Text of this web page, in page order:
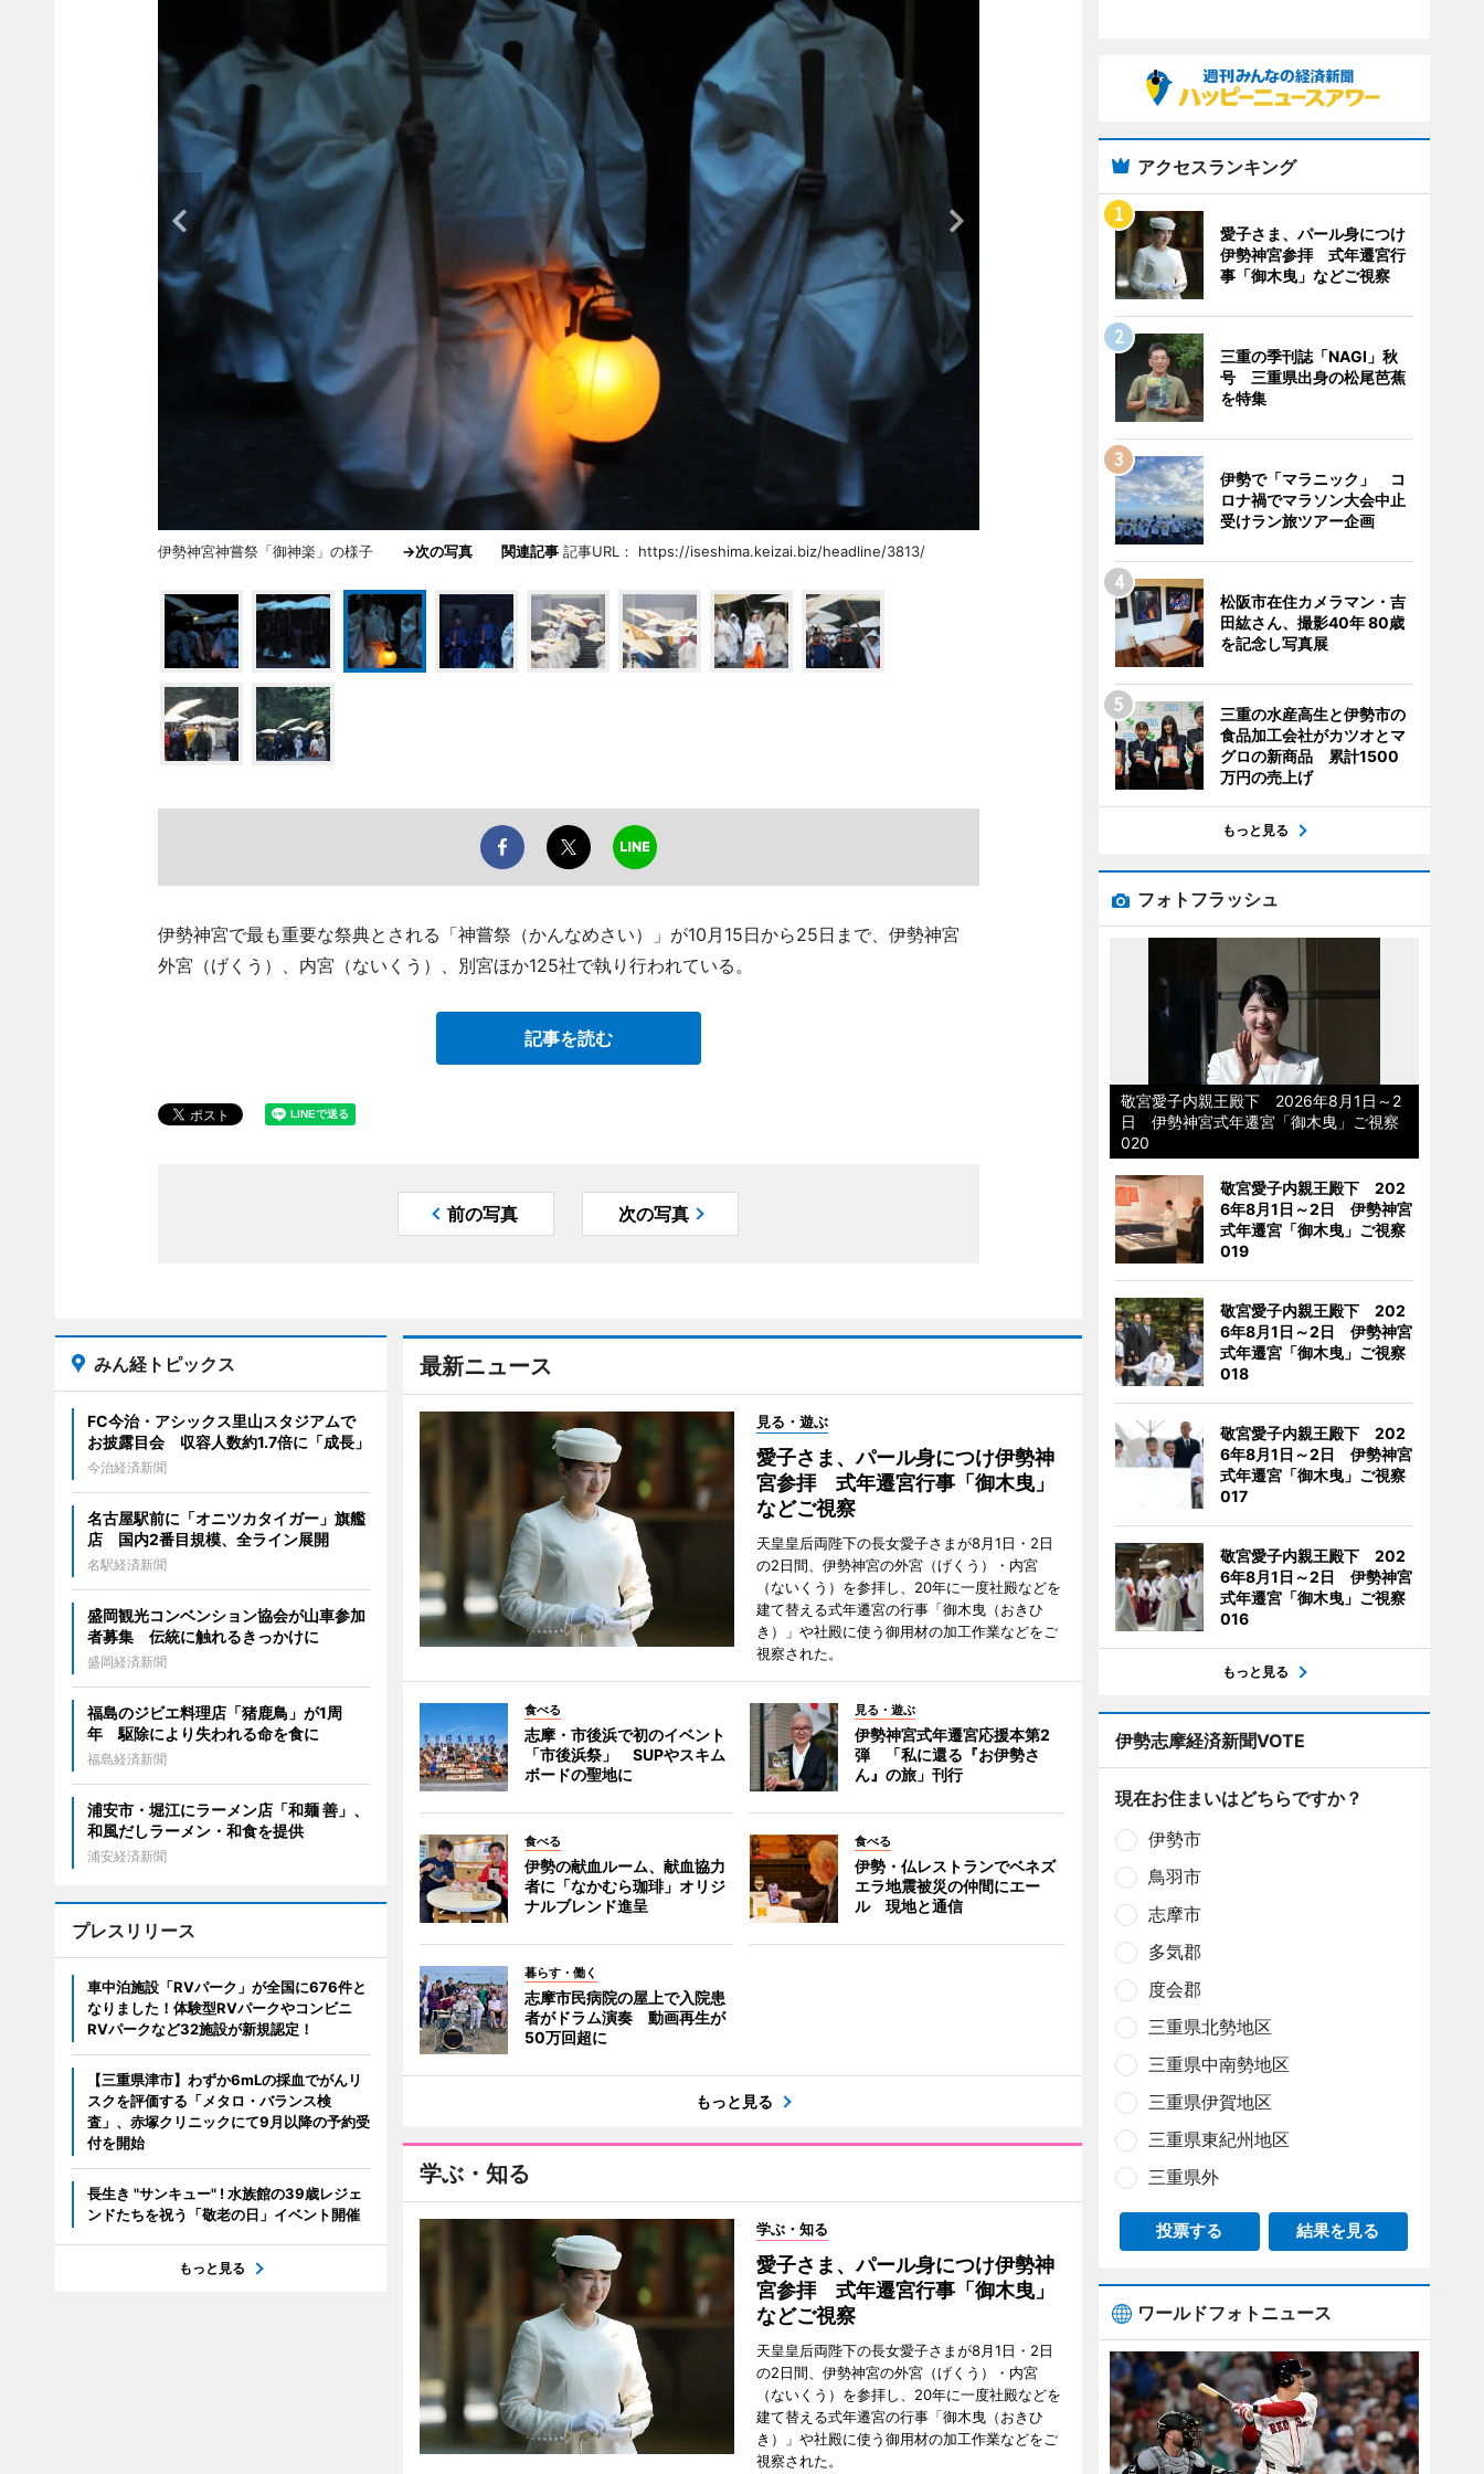
伊勢神宮神嘗祭「御神楽」の様子 →次の写真 関連記事記事URL： https://iseshima.keizai.biz/headline/3813/
伊勢神宮で最も重要な祭典とされる「神嘗祭（かんなめさい）」が10月15日から25日まで、伊勢神宮
外宮（げくう）、内宮（ないくう）、別宮ほか125社で執り行われている。
記事を読む
前の写真 次の写真
最新ニュース
見る・遊ぶ
愛子さま、パール身につけ伊勢神
宮参拝 式年遷宮行事「御木曳」
などご視察
天皇皇后両陛下の長女愛子さまが8月1日・2日
の2日間、伊勢神宮の外宮（げくう）・内宮
（ないくう）を参拝し、20年に一度社殿などを
建て替える式年遷宮の行事「御木曳（おきひ
き）」や社殿に使う御用材の加工作業などをご
視察された。
食べる
志摩・市後浜で初のイベント
「市後浜祭」 SUPやスキム
ボードの聖地に
見る・遊ぶ
伊勢神宮式年遷宮応援本第2
弾 「私に還る『お伊勢さ
ん』の旅」刊行
食べる
伊勢の献血ルーム、献血協力
者に「なかむら珈琲」オリジ
ナルブレンド進呈
食べる
伊勢・仏レストランでベネズ
エラ地震被災の仲間にエー
ル 現地と通信
暮らす・働く
志摩市民病院の屋上で入院患
者がドラム演奏 動画再生が
50万回超に
もっと見る
学ぶ・知る
学ぶ・知る
愛子さま、パール身につけ伊勢神
宮参拝 式年遷宮行事「御木曳」
などご視察
天皇皇后両陛下の長女愛子さまが8月1日・2日
の2日間、伊勢神宮の外宮（げくう）・内宮
（ないくう）を参拝し、20年に一度社殿などを
建て替える式年遷宮の行事「御木曳（おきひ
き）」や社殿に使う御用材の加工作業などをご
視察された。
みん経トピックス
FC今治・アシックス里山スタジアムで
お披露目会 収容人数約1.7倍に「成長」
今治経済新聞
名古屋駅前に「オニツカタイガー」旗艦
店 国内2番目規模、全ライン展開
名駅経済新聞
盛岡観光コンベンション協会が山車参加
者募集 伝統に触れるきっかけに
盛岡経済新聞
福島のジビエ料理店「猪鹿鳥」が1周
年 駆除により失われる命を食に
福島経済新聞
浦安市・堀江にラーメン店「和麺 善」、
和風だしラーメン・和食を提供
浦安経済新聞
プレスリリース
車中泊施設「RVパーク」が全国に676件と
なりました！体験型RVパークやコンビニ
RVパークなど32施設が新規認定！
【三重県津市】わずか6mLの採血でがんリ
スクを評価する「メタロ・バランス検
査」、赤塚クリニックにて9月以降の予約受
付を開始
長生き "サンキュー" ! 水族館の39歳レジェ
ンドたちを祝う「敬老の日」イベント開催
もっと見る
アクセスランキング
愛子さま、パール身につけ
伊勢神宮参拝 式年遷宮行
事「御木曳」などご視察
三重の季刊誌「NAGI」秋
号 三重県出身の松尾芭蕉
を特集
伊勢で「マラニック」 コ
ロナ禍でマラソン大会中止
受けラン旅ツアー企画
松阪市在住カメラマン・吉
田紘さん、撮影40年 80歳
を記念し写真展
三重の水産高生と伊勢市の
食品加工会社がカツオとマ
グロの新商品 累計1500
万円の売上げ
もっと見る
フォトフラッシュ
敬宮愛子内親王殿下 2026年8月1日～2
日 伊勢神宮式年遷宮「御木曳」ご視察
020
敬宮愛子内親王殿下 202
6年8月1日～2日 伊勢神宮
式年遷宮「御木曳」ご視察
019
敬宮愛子内親王殿下 202
6年8月1日～2日 伊勢神宮
式年遷宮「御木曳」ご視察
018
敬宮愛子内親王殿下 202
6年8月1日～2日 伊勢神宮
式年遷宮「御木曳」ご視察
017
敬宮愛子内親王殿下 202
6年8月1日～2日 伊勢神宮
式年遷宮「御木曳」ご視察
016
もっと見る
伊勢志摩経済新聞VOTE
現在お住まいはどちらですか？
伊勢市
鳥羽市
志摩市
多気郡
度会郡
三重県北勢地区
三重県中南勢地区
三重県伊賀地区
三重県東紀州地区
三重県外
投票する 結果を見る
ワールドフォトニュース